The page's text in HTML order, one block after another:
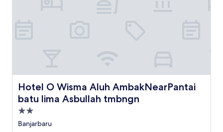
Hotel O Wisma Aluh AmbakNearPantai
batu lima Asbullah tmbngn
Hotel O Wisma Aluh AmbakNearPantai batu lima
Properti
bintang
Banjarbaru